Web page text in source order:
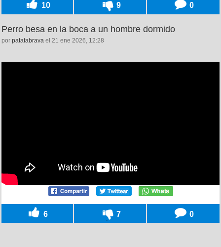
10 9 0
Perro besa en la boca a un hombre dormido
por patatabrava el 21 ene 2026, 12:28
6 7 0